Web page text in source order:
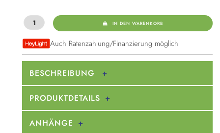
IN DEN WARENKORB
Auch Ratenzahlung/Finanzierung möglich
BESCHREIBUNG
PRODUKTDETAILS
ANHÄNGE